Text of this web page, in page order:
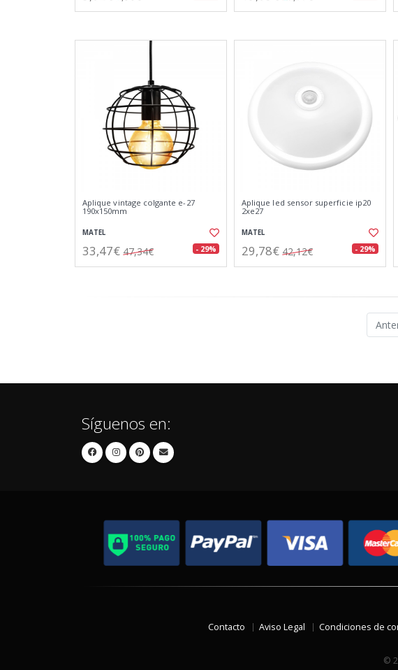
Aplique vintage colgante e-27
190x150mm
MATEL
33,47€ 47,34€ - 29%
Aplique led sensor superficie ip20
2xe27
MATEL
29,78€ 42,12€ - 29%
Síguenos en:
Contacto Aviso Legal Condiciones de
©